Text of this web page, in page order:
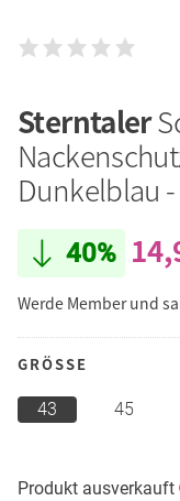
Sterntaler
Dunkelblau -
40%
Werde Member und
GRÖSSE
43 45
Produkt ausverkauft